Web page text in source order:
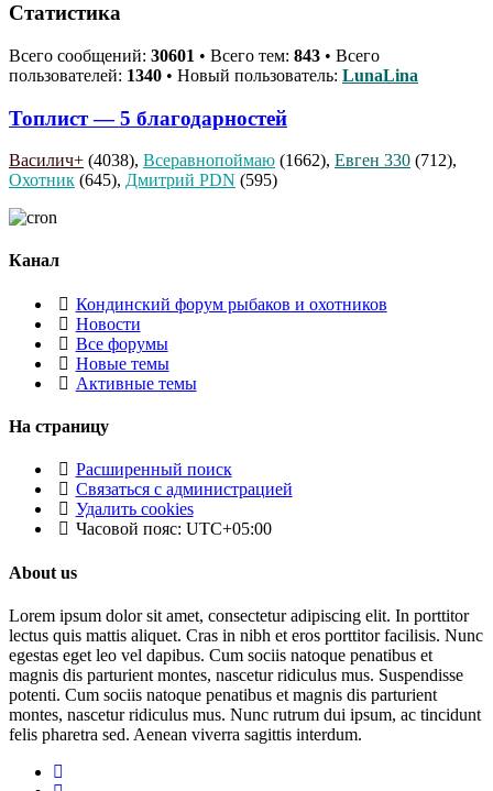
Статистика
Всего сообщений: 30601 • Всего тем: 843 • Всего
пользователей: 1340 • Новый пользователь: LunaLina
Топлист — 5 благодарностей
Василич+ (4038), Всеравнопоймаю (1662), Евген 330 (712),
Охотник (645), Дмитрий PDN (595)
Канал
Кондинский форум рыбаков и охотников
Новости
Все форумы
Новые темы
Активные темы
На страницу
Расширенный поиск
Связаться с администрацией
Удалить cookies
Часовой пояс: UTC+05:00
About us
Lorem ipsum dolor sit amet, consectetur adipiscing elit. In porttitor
lectus quis mattis aliquet. Cras in nibh et eros porttitor facilisis. Nunc
egestas eget leo vel dapibus. Cum sociis natoque penatibus et
magnis dis parturient montes, nascetur ridiculus mus. Suspendisse
potenti. Cum sociis natoque penatibus et magnis dis parturient
montes, nascetur ridiculus mus. Nunc rutrum dui ipsum, ac tincidunt
felis pharetra sed. Aenean viverra sagittis interdum.